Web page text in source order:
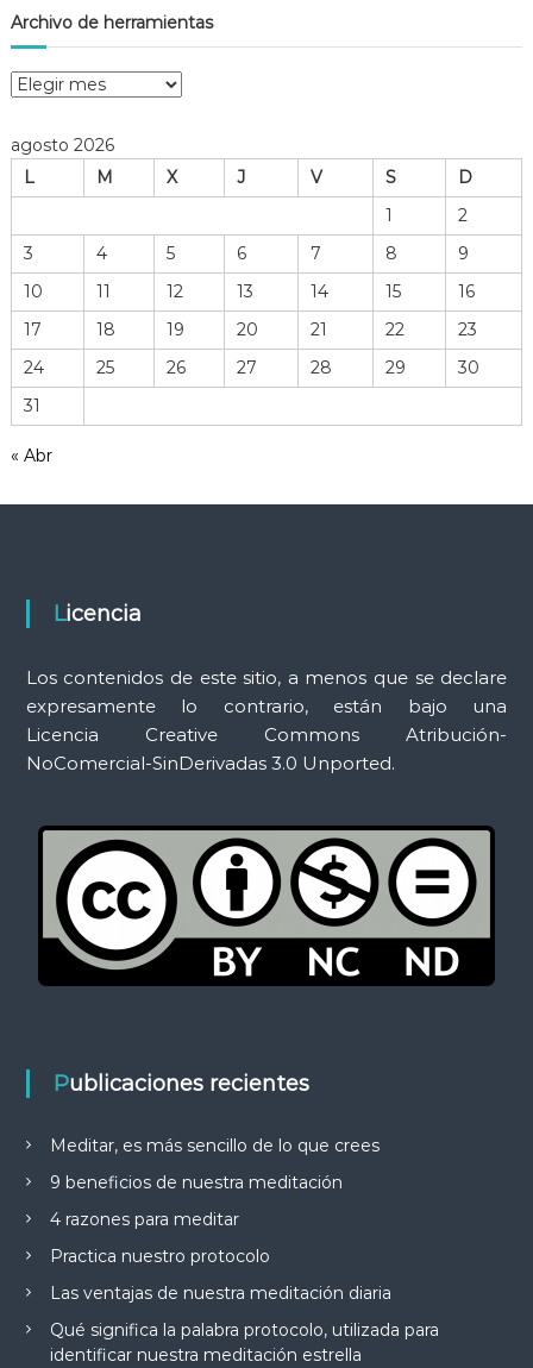
Archivo de herramientas
A
h
o
h
r
r
m
i
n
agosto 2026
L
M X J V S
D
1
2
3
4 5 6 7 8
9
10
11 12 13 14 15
16
17
18 19 20 21 22
23
24
25 26 27 28 29
30
31
« Abr
Licencia
Los contenidos de este sitio, a menos que se declare
expresamente lo contrario, están bajo una
Licencia Creative Commons Atribución-
NoComercial-SinDerivadas 3.0 Unported.
Publicaciones recientes
Meditar, es más sencillo de lo que crees
9 beneficios de nuestra meditación
4 razones para meditar
Practica nuestro protocolo
Las ventajas de nuestra meditación diaria
Qué significa la palabra protocolo, utilizada para
identificar nuestra meditación estrella